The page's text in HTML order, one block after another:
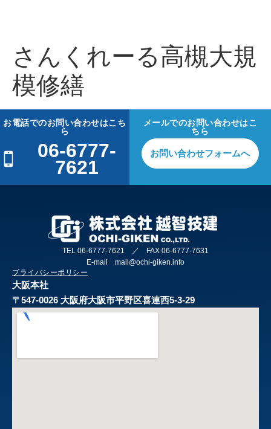
さんくれーる高槻大規
模修繕
お電話でのお問い合わせはこち
ら
06-6777-
7621
メールでのお問い合わせはこ
ちら
お問い合わせフォームへ
TEL 06-6777-7621 ／ FAX 06-6777-7631
E-mail mail@ochi-giken.info
プライバシーポリシー
大阪本社
〒547-0026 大阪府大阪市平野区喜連西5-3-29